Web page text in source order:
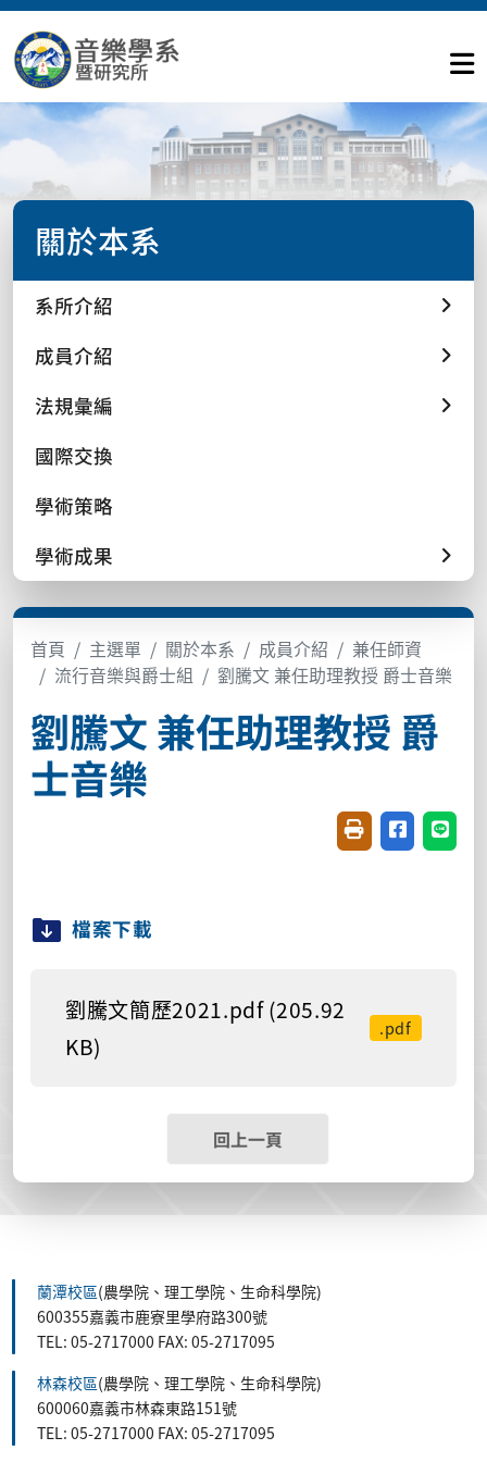
關於本系
系所介紹
成員介紹
法規彙編
國際交換
學術策略
學術成果
首頁 主選單 關於本系 成員介紹
兼任師資
流行音樂與爵士組
劉騰文 兼任助理教授 爵士音樂
劉騰文 兼任助理教授 爵
士音樂
友善列印(開新視
分享至臉書
分享
檔案下載
劉騰文簡歷2021.pdf (205.92
KB)
.pdf
回上一頁
蘭潭校區(農學院、理工學院、生命科學院)
600355嘉義市鹿寮里學府路300號
TEL: 05-2717000 FAX: 05-2717095
林森校區(農學院、理工學院、生命科學院)
600060嘉義市林森東路151號
TEL: 05-2717000 FAX: 05-2717095